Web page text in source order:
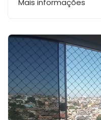
Mais informações